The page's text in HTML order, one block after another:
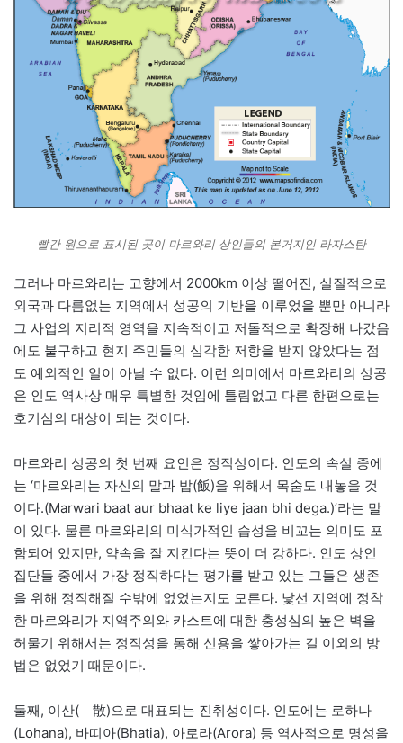
빨간 원으로 표시된 곳이 마르와리 상인들의 본거지인 라자스탄
그러나 마르와리는 고향에서 2000km 이상 떨어진, 실질적으로
외국과 다름없는 지역에서 성공의 기반을 이루었을 뿐만 아니라
그 사업의 지리적 영역을 지속적이고 저돌적으로 확장해 나갔음
에도 불구하고 현지 주민들의 심각한 저항을 받지 않았다는 점
도 예외적인 일이 아닐 수 없다. 이런 의미에서 마르와리의 성공
은 인도 역사상 매우 특별한 것임에 틀림없고 다른 한편으로는
호기심의 대상이 되는 것이다.
마르와리 성공의 첫 번째 요인은 정직성이다. 인도의 속설 중에
는 ‘마르와리는 자신의 말과 밥(飯)을 위해서 목숨도 내놓을 것
이다.(Marwari baat aur bhaat ke liye jaan bhi dega.)’라는 말
이 있다. 물론 마르와리의 미식가적인 습성을 비꼬는 의미도 포
함되어 있지만, 약속을 잘 지킨다는 뜻이 더 강하다. 인도 상인
집단들 중에서 가장 정직하다는 평가를 받고 있는 그들은 생존
을 위해 정직해질 수밖에 없었는지도 모른다. 낯선 지역에 정착
한 마르와리가 지역주의와 카스트에 대한 충성심의 높은 벽을
허물기 위해서는 정직성을 통해 신용을 쌓아가는 길 이외의 방
법은 없었기 때문이다.
둘째, 이산(離散)으로 대표되는 진취성이다. 인도에는 로하나
(Lohana), 바띠아(Bhatia), 아로라(Arora) 등 역사적으로 명성을